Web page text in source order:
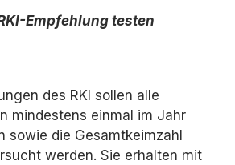
Empfehlung testen
des RKI sollen alle
mindestens einmal im Jahr
sowie die Gesamtkeimzahl
werden. Sie erhalten mit